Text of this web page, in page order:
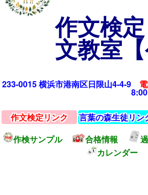
作文検
文教室
233-0015 横浜市港南区日限山4-4-9
作文検定リンク 言葉の森生徒リン
作検サンプル
合格情報
カレンダー